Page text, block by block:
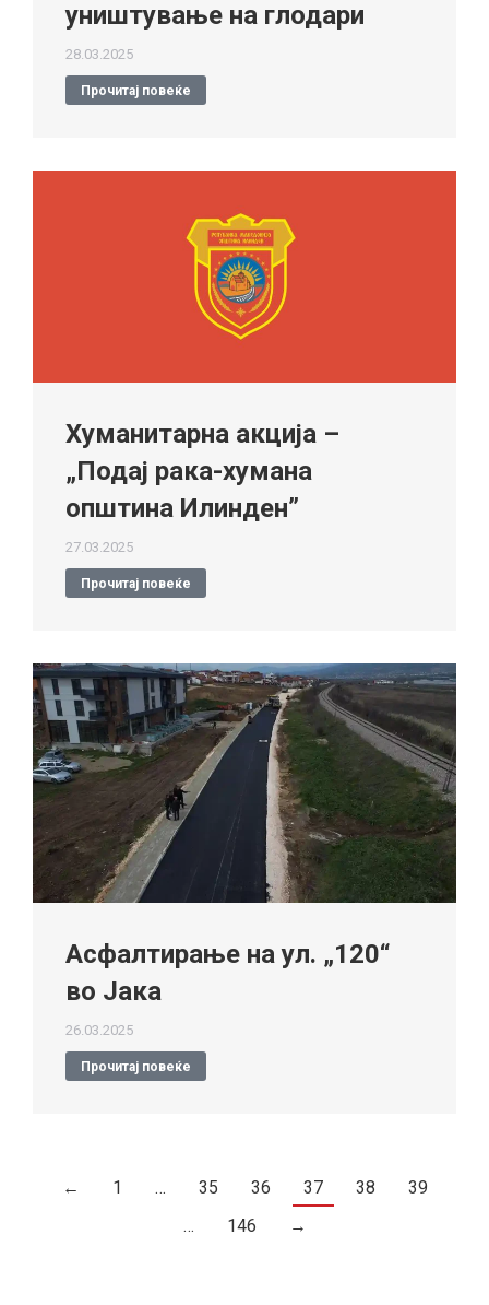
уништување на глодари
28.03.2025
Прочитај повеќе
Хуманитарна акција –
„Подај рака-хумана
општина Илинден”
27.03.2025
Прочитај повеќе
Асфалтирање на ул. „120“
во Јака
26.03.2025
Прочитај повеќе
← 1 … 35 36 37 38
39
…
146 →